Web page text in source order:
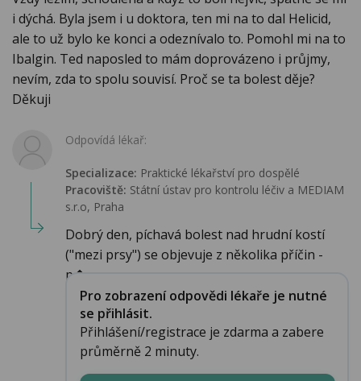
i dýchá. Byla jsem i u doktora, ten mi na to dal Helicid,
ale to už bylo ke konci a odeznívalo to. Pomohl mi na to
Ibalgin. Ted naposled to mám doprovázeno i průjmy,
nevím, zda to spolu souvisí. Proč se ta bolest děje?
Děkuji
Odpovídá lékař:
Specializace: Praktické lékařství pro dospělé
Pracoviště: Státní ústav pro kontrolu léčiv a MEDIAM
s.r.o, Praha
Dobrý den, píchavá bolest nad hrudní kostí
("mezi prsy") se objevuje z několika příčin -
p�...
Pro zobrazení odpovědi lékaře je nutné
se přihlásit.
Přihlášení/registrace je zdarma a zabere
průměrně 2 minuty.